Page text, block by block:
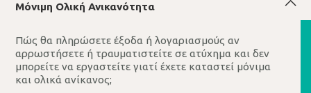
Μόνιμη Oλική Ανικανότητα
Πώς θα πληρώσετε έξοδα ή λογαριασμούς αν
αρρωστήσετε ή τραυματιστείτε σε ατύχημα και δεν
μπορείτε να εργαστείτε γιατί έχετε καταστεί μόνιμα
και ολικά ανίκανος;